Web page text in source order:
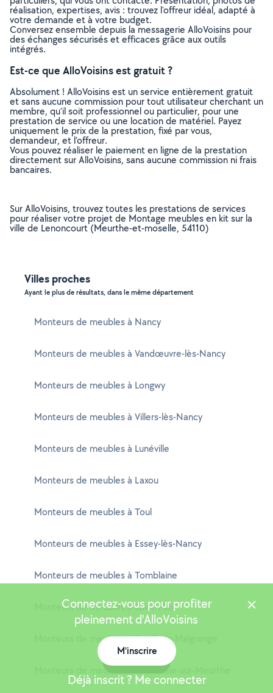
réalisation, expertises, avis : trouvez l'offreur idéal, adapté à
votre demande et à votre budget.
Conversez ensemble depuis la messagerie AlloVoisins pour
des échanges sécurisés et efficaces grâce aux outils
intégrés.
Est-ce que AlloVoisins est gratuit ?
Absolument ! AlloVoisins est un service entièrement gratuit
et sans aucune commission pour tout utilisateur cherchant un
membre, qu’il soit professionnel ou particulier, pour une
prestation de service ou une location de matériel. Payez
uniquement le prix de la prestation, fixé par vous,
demandeur, et l’offreur.
Vous pouvez réaliser le paiement en ligne de la prestation
directement sur AlloVoisins, sans aucune commission ni frais
bancaires.
Sur AlloVoisins, trouvez toutes les prestations de services
pour réaliser votre projet de Montage meubles en kit sur la
ville de Lenoncourt (Meurthe-et-moselle, 54110)
Villes proches
Ayant le plus de résultats, dans le même département
Monteurs de meubles à Nancy
Monteurs de meubles à Vandœuvre-lès-Nancy
Monteurs de meubles à Longwy
Monteurs de meubles à Villers-lès-Nancy
Monteurs de meubles à Lunéville
Monteurs de meubles à Laxou
Monteurs de meubles à Toul
Monteurs de meubles à Essey-lès-Nancy
Monteurs de meubles à Tomblaine
Monteurs de meubles à Saint-Max
Monteurs de meubles à Jarville-la-Malgrange
Connectez-vous pour profiter
pleinement d'AlloVoisins
M'inscrire
Déjà inscrit ? Me connecter